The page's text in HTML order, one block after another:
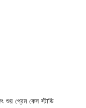
শুয় প্রেম কেস স্টাডি